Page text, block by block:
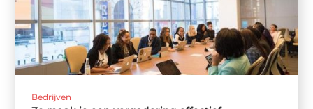
Bedrijven